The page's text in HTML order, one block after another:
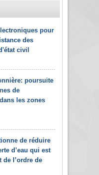
pour
des
civil
poursuite
de
les zones
de réduire
d’eau qui est
de l’ordre de